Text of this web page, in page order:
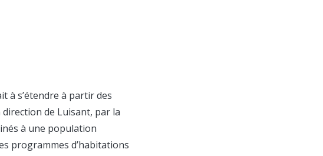
à s’étendre à partir des
de Luisant, par la
à une population
programmes d’habitations